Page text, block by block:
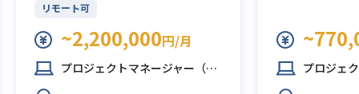
リモート可
~2,200,000円/月
プロジェクトマネージャー（PM） プロジェクトマ